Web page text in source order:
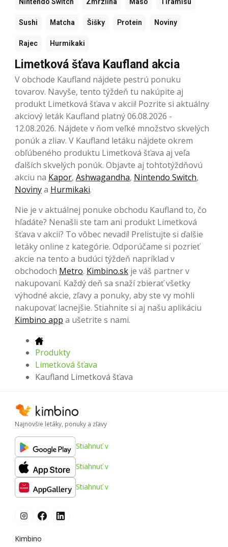
Sushi Matcha Šišky Protein Noviny
Rajec Hurmikaki
Limetková šťava Kaufland akcia
V obchode Kaufland nájdete pestrú ponuku
tovarov. Navyše, tento týždeň tu nakúpite aj
produkt Limetková šťava v akcii! Pozrite si aktuálny
akciový leták Kaufland platný 06.08.2026 -
12.08.2026. Nájdete v ňom veľké množstvo skvelých
ponúk a zliav. V Kaufland letáku nájdete okrem
obľúbeného produktu Limetková šťava aj veľa
ďalších skvelých ponúk. Objavte aj tohtotýždňovú
akciu na Kapor, Ashwagandha, Nintendo Switch,
Novinya Hurmikaki.
Nie je v aktuálnej ponuke obchodu Kaufland to, čo
hľadáte? Nenašli ste tam ani produkt Limetková
šťava v akcii? To vôbec nevadí! Prelistujte si ďalšie
letáky online z kategórie. Odporúčame si pozrieť
akcie na tento a budúci týždeň napríklad v
obchodoch Metro. Kimbino.sk je váš partner v
nakupovaní. Každý deň sa snaží zbierať všetky
výhodné akcie, zľavy a ponuky, aby ste vy mohli
nakupovať lacnejšie. Stiahnite si aj našu aplikáciu
Kimbino app a ušetrite s nami.
Produkty
Limetková šťava
Kaufland Limetková šťava
Najnovšie letáky, ponuky a zľavy
Stiahnuť v
Stiahnuť v
Stiahnuť v
Kimbino